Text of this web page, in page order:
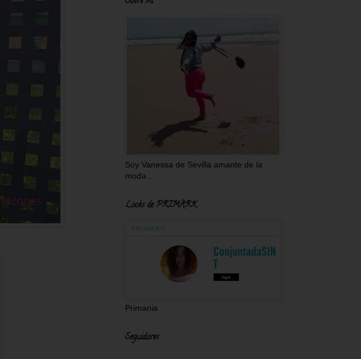
Soy Vanessa de Sevilla amante de la
moda...
Looks de PRIMARK
Primania
Seguidores